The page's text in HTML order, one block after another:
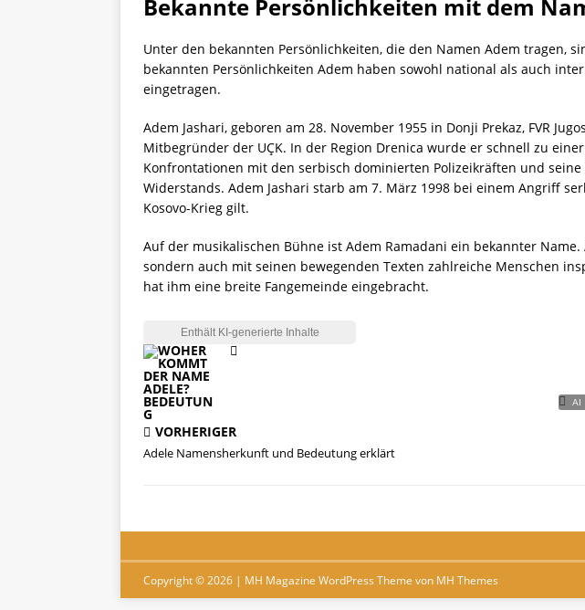
Bekannte Persönlichkeiten mit dem
Unter den bekannten Persönlichkeiten, die den Namen Adem tragen,
bekannten Persönlichkeiten Adem haben sowohl national als auch
eingetragen.
Adem Jashari, geboren am 28. November 1955 in Donji Prekaz, FVR
Mitbegründer der UÇK. In der Region Drenica wurde er schnell zu
Konfrontationen mit den serbisch dominierten Polizeikräften und
Widerstands. Adem Jashari starb am 7. März 1998 bei einem Angriff
Kosovo-Krieg gilt.
Auf der musikalischen Bühne ist Adem Ramadani ein bekannter
sondern auch mit seinen bewegenden Texten zahlreiche Menschen
hat ihm eine breite Fangemeinde eingebracht.
VORHERIGER
Adele Namensherkunft und Bedeutung erklärt
Copyright © 2026 | MH Magazine WordPress Theme von MH Themes